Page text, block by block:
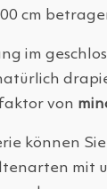
cm
im
von
können
mit